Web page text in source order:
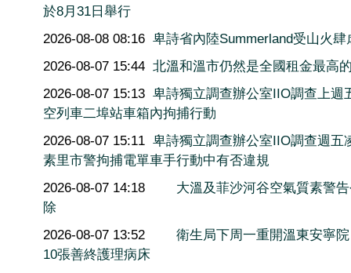
於8月31日舉行
2026-08-08 08:16 卑詩省內陸Summerland受山火肆
2026-08-07 15:44 北溫和溫市仍然是全國租金最高
2026-08-07 15:13 卑詩獨立調查辦公室IIO調查上週
空列車二埠站車箱內拘捕行動
2026-08-07 15:11 卑詩獨立調查辦公室IIO調查週五
素里市警拘捕電單車手行動中有否違規
2026-08-07 14:18
大溫及菲沙河谷空氣質素警
除
2026-08-07 13:52
衛生局下周一重開溫東安寧
10張善終護理病床